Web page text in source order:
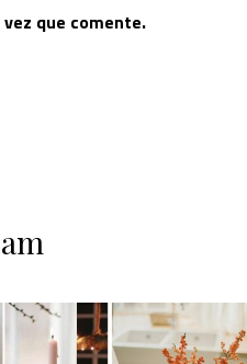
que comente.